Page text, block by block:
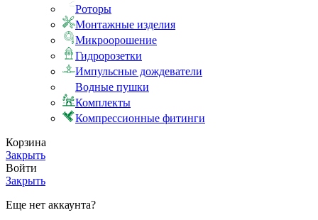
Роторы
Монтажные изделия
Микроорошение
Гидророзетки
Импульсные дождеватели
Водные пушки
Комплекты
Компрессионные фитинги
Корзина
Закрыть
Войти
Закрыть
Еще нет аккаунта?